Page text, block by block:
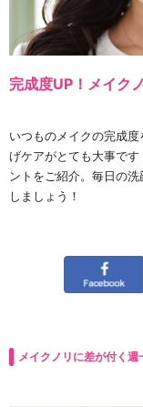
完成度UP！メイク
いつものメイクの完成
げケアがとても大事で
ントをご紹介。毎日の
しましょう！
メイクノリに差が付く